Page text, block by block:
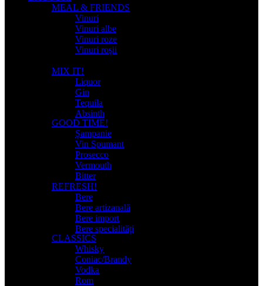
MEAL & FRIENDS
Vinuri
Vinuri albe
Vinuri roze
Vinuri roșii
MIX IT!
Liquor
Gin
Tequila
Absinth
GOOD TIME!
Șampanie
Vin Spumant
Prosecco
Vermouth
Bitter
REFRESH!
Bere
Bere artizanală
Bere import
Bere specialități
CLASSICS
Whisky
Coniac/Brandy
Vodka
Rom